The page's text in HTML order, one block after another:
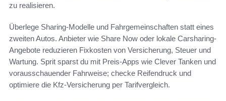
zu realisieren.
Überlege Sharing-Modelle und Fahrgemeinschaften statt eines
zweiten Autos. Anbieter wie Share Now oder lokale Carsharing-
Angebote reduzieren Fixkosten von Versicherung, Steuer und
Wartung. Sprit sparst du mit Preis-Apps wie Clever Tanken und
vorausschauender Fahrweise; checke Reifendruck und
optimiere die Kfz-Versicherung per Tarifvergleich.